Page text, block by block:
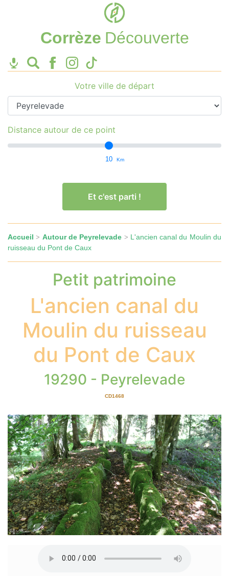
Corrèze Découverte
Votre ville de départ
Distance autour de ce point
10 Km
Et c'est parti !
Accueil > Autour de Peyrelevade > L'ancien canal du Moulin du
ruisseau du Pont de Caux
Petit patrimoine
L'ancien canal du
Moulin du ruisseau
du Pont de Caux
19290 - Peyrelevade
CD1468